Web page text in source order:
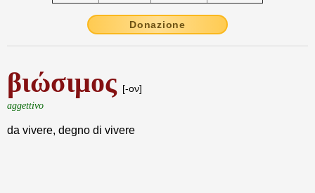
Donazione
βιώσιμος [-ον]
aggettivo
da vivere, degno di vivere